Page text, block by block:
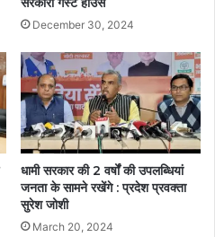
December 30, 2024
धामी सरकार की 2 वर्षों की उपलब्धियां
जनता के सामने रखेंगे : प्रदेश प्रवक्ता
सुरेश जोशी
March 20, 2024